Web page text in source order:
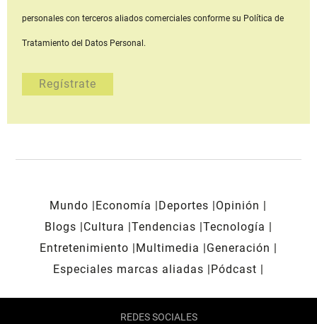
personales con terceros aliados comerciales conforme su Política de
Tratamiento del Datos Personal.
Mundo Economía Deportes
Opinión
Blogs
Cultura Tendencias Tecnología
Entretenimiento
Multimedia
Generación
Especiales marcas aliadas
Pódcast
REDES SOCIALES